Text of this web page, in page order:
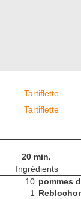
20 min.
Ingrédients
10
1
pommes